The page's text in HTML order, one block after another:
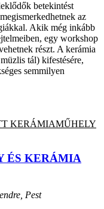
betekintést
az
Akik még inkább
egy workshop
részt. A kerámia
tál) kifestésére,
semmilyen
KERÁMIAMŰHELY
ÉS KERÁMIA
Pest